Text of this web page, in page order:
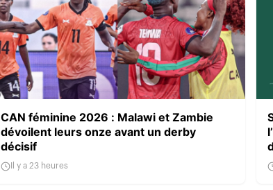
CAN féminine 2026 : Malawi et Zambie
dévoilent leurs onze avant un derby
décisif
Il y a 23 heures